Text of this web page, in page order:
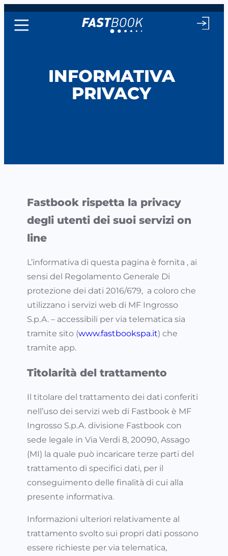
Vai
INFORMATIVA
PRIVACY
Fastbook rispetta la privacy
degli utenti dei suoi servizi on
line
L’informativa di questa pagina è fornita , ai
sensi del Regolamento Generale Di
protezione dei dati 2016/679, a coloro che
utilizzano i servizi web di MF Ingrosso
S.p.A. – accessibili per via telematica sia
tramite sito (www.fastbookspa.it) che
tramite app.
Titolarità del trattamento
Il titolare del trattamento dei dati conferiti
nell’uso dei servizi web di Fastbook è MF
Ingrosso S.p.A. divisione Fastbook con
sede legale in Via Verdi 8, 20090, Assago
(MI) la quale può incaricare terze parti del
trattamento di specifici dati, per il
conseguimento delle finalità di cui alla
presente informativa.
Informazioni ulteriori relativamente al
trattamento svolto sui propri dati possono
essere richieste per via telematica,